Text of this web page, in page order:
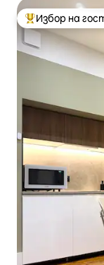
Най-популярен
Избор на